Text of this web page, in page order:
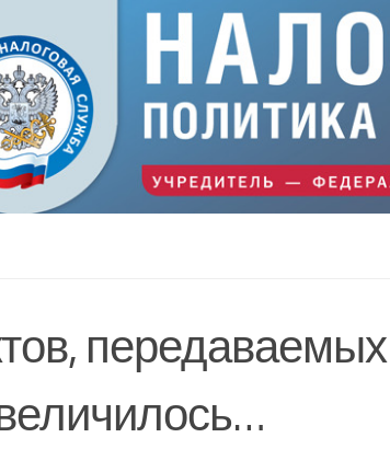
передаваемых